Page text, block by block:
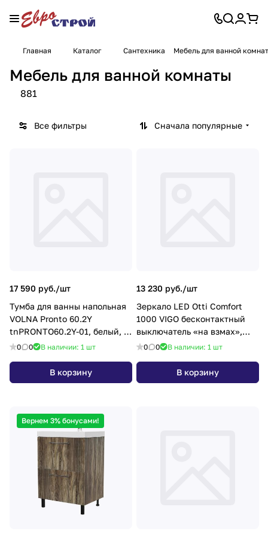
Главная Каталог Сантехника Мебель для ванной
Мебель для ванной комнаты
881
Все фильтры Сначала популярные
17 590 руб./шт
Тумба для ванны напольная
VOLNA Pronto 60.2Y
tnPRONTO60.2Y-01, белый, 2
ящика с раковиной Балтика
0 0 В наличии: 1 шт
В корзину
13 230 руб./шт
Зеркало LED Otti Comfort
1000 VIGO бесконтактный
выключатель «на взмах»,
нейтральный
0 0 В наличии: 1 шт
В корзину
Вернем 3% бонусами!